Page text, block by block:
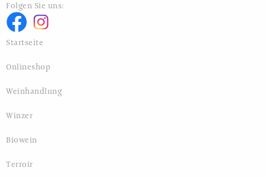
Folgen Sie uns:
Startseite
Onlineshop
Weinhandlung
Winzer
Biowein
Terroir